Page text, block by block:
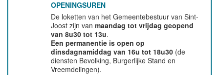
OPENINGSUREN
De loketten van het Gemeentebestuur van Sint-
Joost zijn vanmaandag tot vrijdag geopend
van 8u30 tot 13u.
Een permanentie is open op
dinsdagnamiddag van 16u tot 18u30 (de
diensten Bevolking, Burgerlijke Stand en
Vreemdelingen).